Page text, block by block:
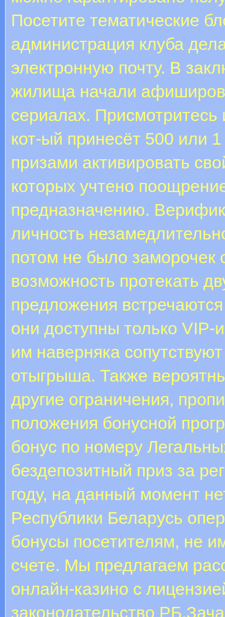
Посетите тематические
администрация клуба
электронную почту. В
жилища начали
сериалах. Присмотритесь
кот-ый принесёт 500 или
призами активировать
которых учтено
предназначению.
личность
потом не было
возможность протекать
предложения
они доступны только VIP-
им наверняка
отыгрыша. Также
другие ограничения,
положения бонусной
бонус по номеру
бездепозитный приз за
году, на данный момент
Республики Беларусь
бонусы посетителям, не
счете. Мы предлагаем
онлайн-казино с
законодательство